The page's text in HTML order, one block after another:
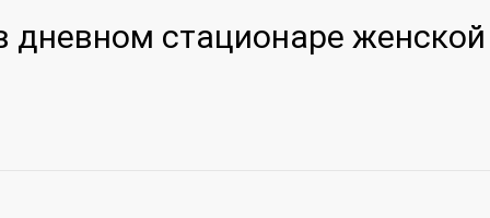
дневном стационаре женской